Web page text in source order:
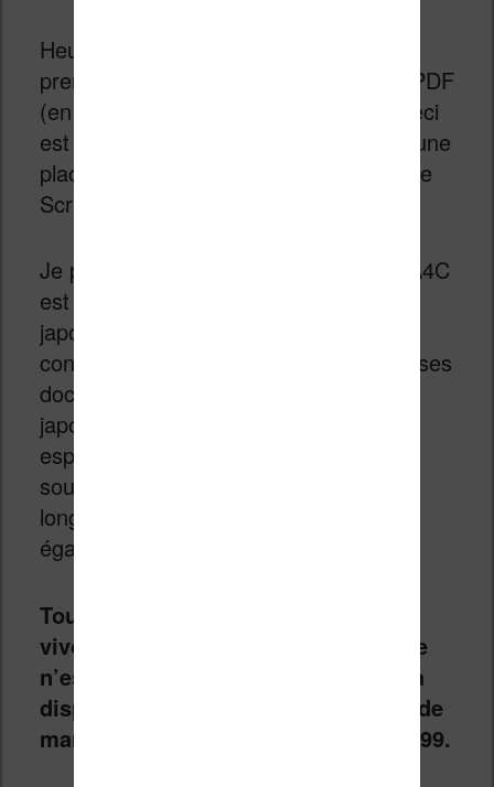
Heureusement, il sera possible de
prendre des notes sur les documents PDF
(en couleur). Mais il faut avouer que ceci
est un peu juste pour espérer se faire une
place aux côtés des ReMarkable, Kindle
Scribe ou Kobo Elipsa…
Je pense que cette Fujitsu Quaderno A4C
est surtout destinée aux entreprises
japonaises qui semblent assez
conservatrice : cela permet de confier ses
documents importants à un produit
japonais, ce qui semble garantir un
espionnage industriel minimal. On se
souvient également que Sony a
longtemps proposé un appareil proche
également destiné au Japon.
Toujours est-il que pour nous qui
vivons hors du Japon, cette machine
n’est pas très intéressante. Elle sera
disponible dans le courant du mois de
mars 2025 au tarif très salé de $719.99.